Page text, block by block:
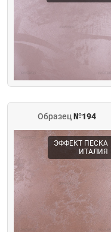
Образец№194
ЭФФЕКТ ПЕСКА
ИТАЛИЯ